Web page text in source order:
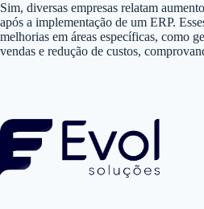
Sim, diversas empresas relatam
após a implementação de um ERP.
melhorias em áreas específicas, como
vendas e redução de custos,